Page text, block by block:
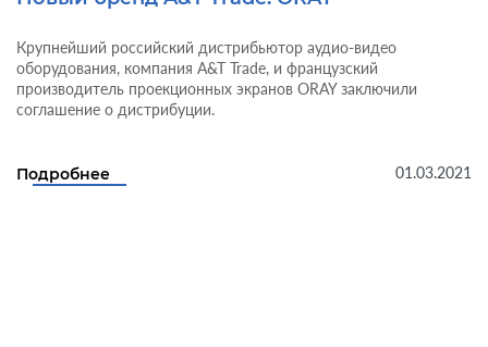
Крупнейший российский дистрибьютор аудио-видео
оборудования, компания A&T Trade, и французский
производитель проекционных экранов ORAY заключили
соглашение о дистрибуции.
Подробнее 01.03.2021